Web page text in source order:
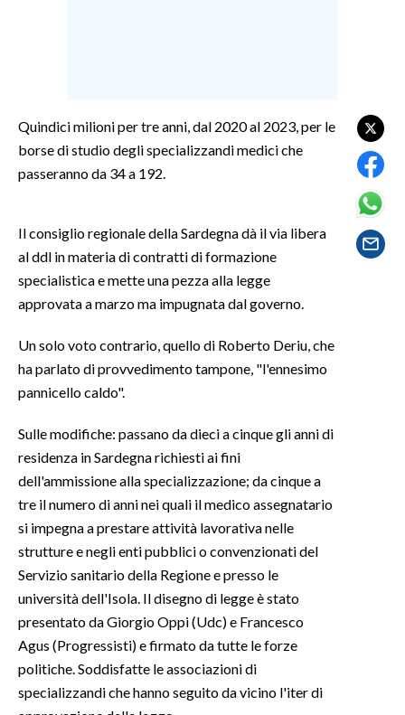
SPETTACOLI
SALUTE
SARDEGNA TURISMO
NOTIZIE
EVENTI
3 MINUTI CON
INSULARITÀ
INFO AZIENDE
ABBONATI
PUBBLICITÀ
SPIAGGE
Quindici milioni per tre anni, dal 2020 al 2023, per le
borse di studio degli specializzandi medici che
passeranno da 34 a 192.
Il consiglio regionale della Sardegna dà il via libera
al ddl in materia di contratti di formazione
specialistica e mette una pezza alla legge
approvata a marzo ma impugnata dal governo.
Un solo voto contrario, quello di Roberto Deriu, che
ha parlato di provvedimento tampone, "l'ennesimo
pannicello caldo".
Sulle modifiche: passano da dieci a cinque gli anni di
residenza in Sardegna richiesti ai fini
dell'ammissione alla specializzazione; da cinque a
tre il numero di anni nei quali il medico assegnatario
si impegna a prestare attività lavorativa nelle
strutture e negli enti pubblici o convenzionati del
Servizio sanitario della Regione e presso le
università dell'Isola. Il disegno di legge è stato
presentato da Giorgio Oppi (Udc) e Francesco
Agus (Progressisti) e firmato da tutte le forze
politiche. Soddisfatte le associazioni di
specializzandi che hanno seguito da vicino l'iter di